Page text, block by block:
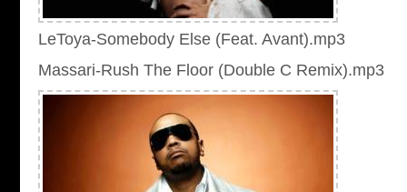
LeToya-Somebody Else (Feat. Avant).mp3
Massari-Rush The Floor (Double C Remix).mp3